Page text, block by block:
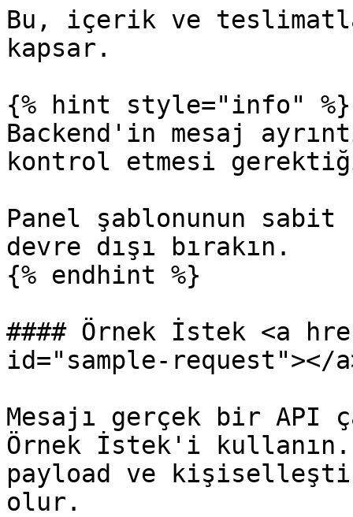
Bu, içerik ve
kapsar.
{% hint style="info" %}
Backend'in mesaj
kontrol etmesi
Panel şablonunun sabit
devre dışı bırakın.
{% endhint %}
#### Örnek İstek <a
id="sample-request"></
Mesajı gerçek bir API
Örnek İstek'i kullanın.
payload ve
olur.